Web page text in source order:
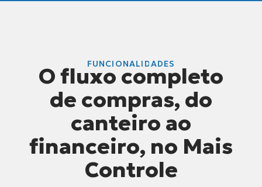
FUNCIONALIDADES
O fluxo completo
de compras, do
canteiro ao
financeiro, no Mais
Controle